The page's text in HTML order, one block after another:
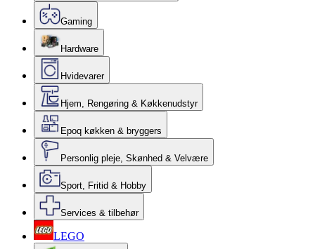
Gaming
Hardware
Hvidevarer
Hjem, Rengøring & Køkkenudstyr
Epoq køkken & bryggers
Personlig pleje, Skønhed & Velvære
Sport, Fritid & Hobby
Services & tilbehør
LEGO